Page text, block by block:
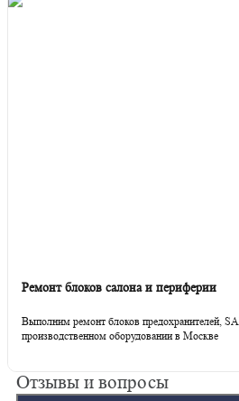
Ремонт блоков салона и периферии
Выполним ремонт блоков предохранителей,
производственном оборудовании в Москве
Отзывы и вопросы